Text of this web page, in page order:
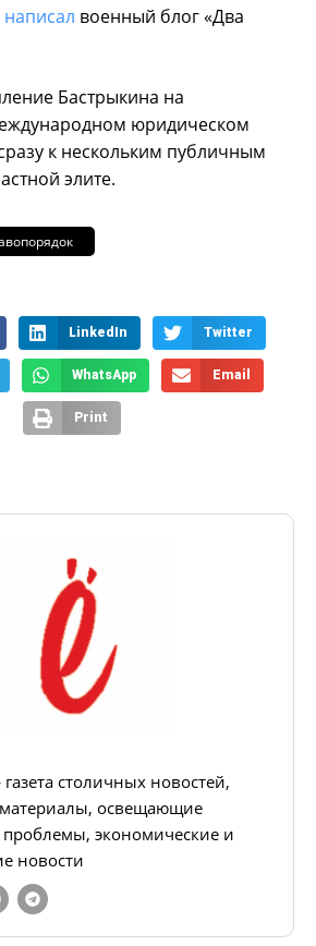
написал военный блог «Два
Бастрыкина на
юридическом
к нескольким публичным
элите.
LinkedIn Twitter
WhatsApp Email
Print
столичных новостей,
освещающие
экономические и
новости